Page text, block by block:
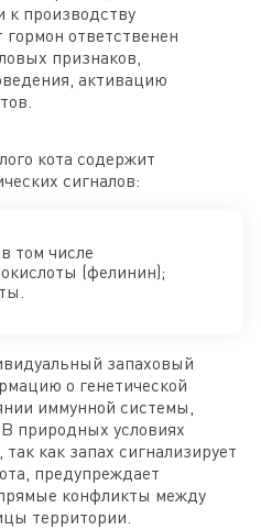
производству
ответственен
признаков,
активацию
кота содержит
сигналов:
том числе
(фелинин);
запаховый
о генетической
иммунной системы,
природных условиях
как запах сигнализирует
предупреждает
конфликты между
территории.